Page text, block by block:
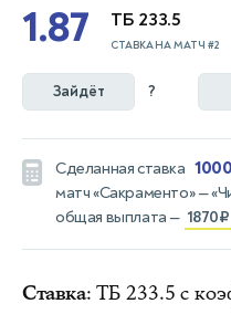
1.87 ТБ 233.5
СТАВКА НА МАТЧ #2
Зайдёт ?
Сделанная ставка 1000
матч«Сакраменто» —
общая выплата — 1870₽
Ставка: ТБ 233.5 с